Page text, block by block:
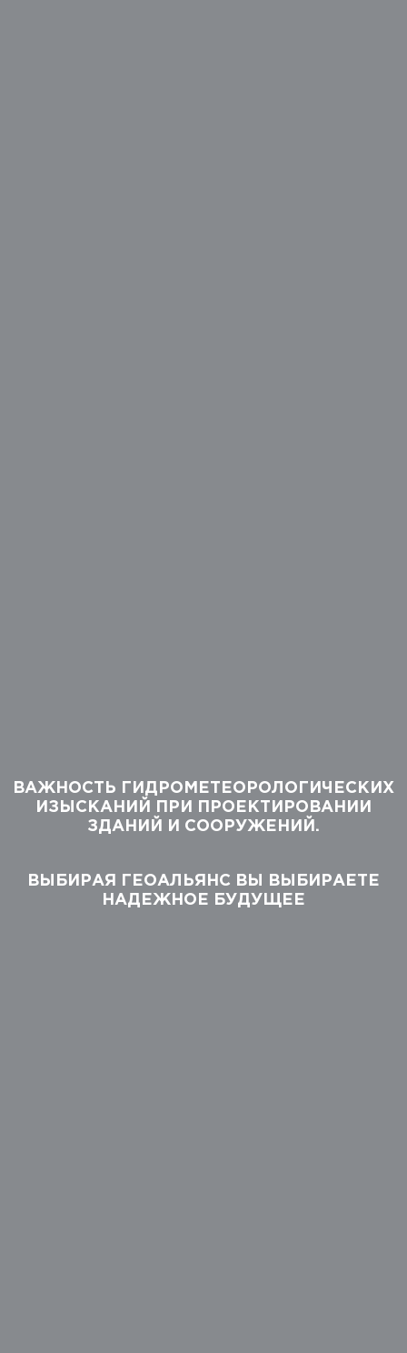
ВАЖНОСТЬ ГИДРОМЕТЕОРОЛОГИЧЕСКИХ
ИЗЫСКАНИЙ ПРИ ПРОЕКТИРОВАНИИ
ЗДАНИЙ И СООРУЖЕНИЙ.
ВЫБИРАЯ ГЕОАЛЬЯНС ВЫ ВЫБИРАЕТЕ
НАДЕЖНОЕ БУДУЩЕЕ